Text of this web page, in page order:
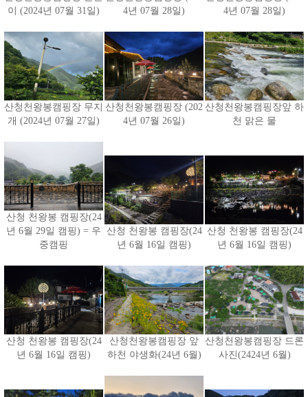
이 (2024년 07월 31일)
4년 07월 28일)
4년 07월 28일)
산청천왕봉캠핑장 무지
개 (2024년 07월 27일)
산청천왕봉캠핑장 (202
4년 07월 26일)
산청천왕봉캠핑장앞 하
천 맑은 물
산청 천왕봉 캠핑장(24
년 6월 29일 캠핑) = 우
중캠핑
산청 천왕봉 캠핑장(24
년 6월 16일 캠핑)
산청 천왕봉 캠핑장(24
년 6월 16일 캠핑)
산청 천왕봉 캠핑장(24
년 6월 16일 캠핑)
산청천왕봉캠핑장 앞
하천 야생화(24년 6월)
산청천왕봉캠핑장 드론
사진(2424년 6월)